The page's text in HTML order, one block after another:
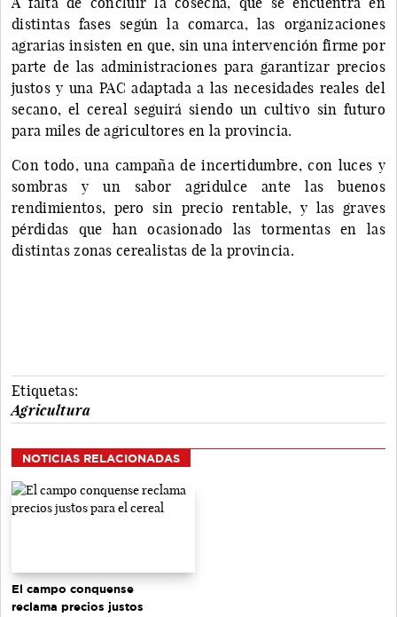
distintas fases según la comarca, las organizaciones
agrarias insisten en que, sin una intervención firme por
parte de las administraciones para garantizar precios
justos y una PAC adaptada a las necesidades reales del
secano, el cereal seguirá siendo un cultivo sin futuro
para miles de agricultores en la provincia.
Con todo, una campaña de incertidumbre, con luces y
sombras y un sabor agridulce ante las buenos
rendimientos, pero sin precio rentable, y las graves
pérdidas que han ocasionado las tormentas en las
distintas zonas cerealistas de la provincia.
Etiquetas:
Agricultura
NOTICIAS RELACIONADAS
El campo conquense
reclama precios justos